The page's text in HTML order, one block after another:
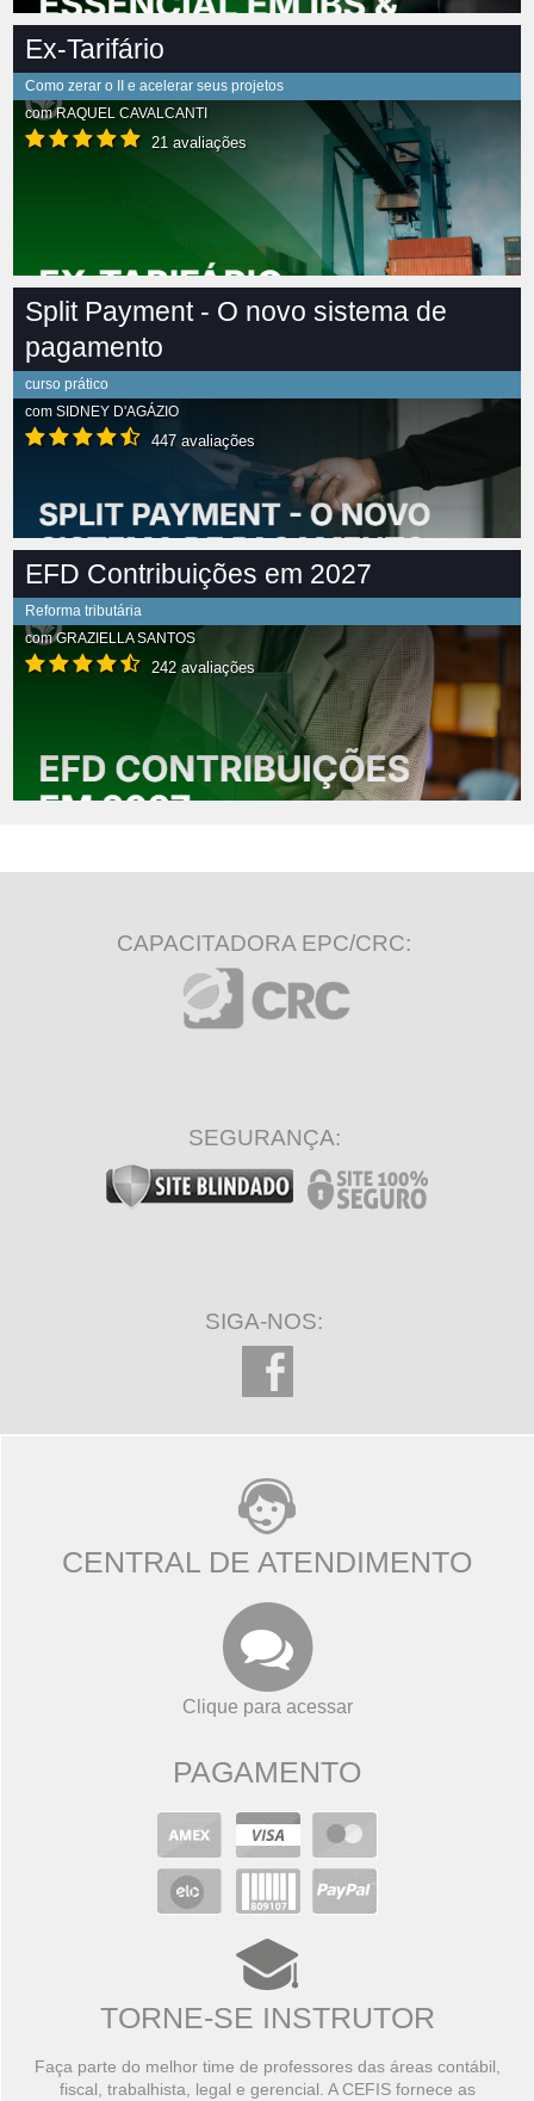
Ex-Tarifário
Como zerar o II e acelerar seus projetos
comRAQUEL CAVALCANTI
21 avaliações
Split Payment - O novo sistema de
pagamento
curso prático
com SIDNEY D'AGÁZIO
447 avaliações
EFD Contribuições em 2027
Reforma tributária
comGRAZIELLA SANTOS
242 avaliações
CAPACITADORA EPC/CRC:
SEGURANÇA:
SIGA-NOS:
CENTRAL DE ATENDIMENTO
Clique para acessar
PAGAMENTO
TORNE-SE INSTRUTOR
Faça parte do melhor time de professores das áreas contábil,
fiscal, trabalhista, legal e gerencial. A CEFIS fornece as